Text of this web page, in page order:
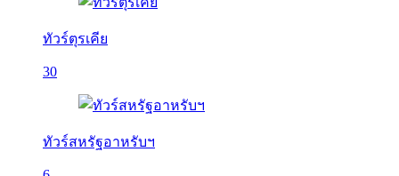
ทัวร์ตุรเคีย
30
ทัวร์สหรัฐอาหรับฯ